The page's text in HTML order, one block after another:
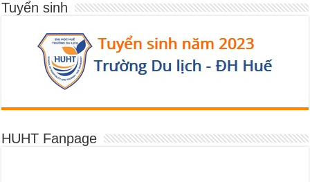
Tuyển sinh
HUHT Fanpage